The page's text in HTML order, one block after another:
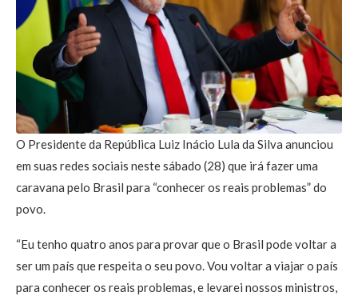
O Presidente da República Luiz Inácio Lula da Silva anunciou
em suas redes sociais neste sábado (28) que irá fazer uma
caravana pelo Brasil para “conhecer os reais problemas” do
povo.
“Eu tenho quatro anos para provar que o Brasil pode voltar a
ser um país que respeita o seu povo. Vou voltar a viajar o país
para conhecer os reais problemas, e levarei nossos ministros,